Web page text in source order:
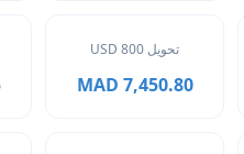
تحويل 800 USD
7,450.80 MAD